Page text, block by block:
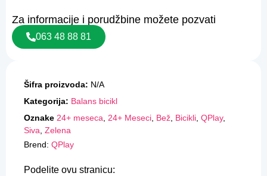
Šifra proizvoda: N/A
Kategorija: Balans bicikl
Oznake 24+ meseca 24+ Meseci Bež Bicikli QPlay,
Siva Zelena
Brend: QPlay
Podelite ovu stranicu:
Za informacije i porudžbine možete pozvati
063 48 88 81